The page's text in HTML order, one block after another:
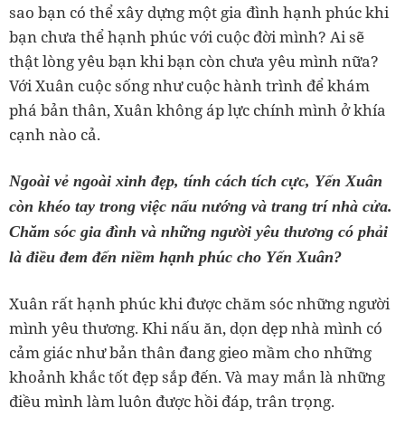
sao bạn có thể xây dựng một gia đình hạnh phúc khi
bạn chưa thể hạnh phúc với cuộc đời mình? Ai sẽ
thật lòng yêu bạn khi bạn còn chưa yêu mình nữa?
Với Xuân cuộc sống như cuộc hành trình để khám
phá bản thân, Xuân không áp lực chính mình ở khía
cạnh nào cả.
Ngoài vẻ ngoài xinh đẹp, tính cách tích cực, Yến Xuân
còn khéo tay trong việc nấu nướng và trang trí nhà cửa.
Chăm sóc gia đình và những người yêu thương có phải
là điều đem đến niềm hạnh phúc cho Yến Xuân?
Xuân rất hạnh phúc khi được chăm sóc những người
mình yêu thương. Khi nấu ăn, dọn dẹp nhà mình có
cảm giác như bản thân đang gieo mầm cho những
khoảnh khắc tốt đẹp sắp đến. Và may mắn là những
điều mình làm luôn được hồi đáp, trân trọng.